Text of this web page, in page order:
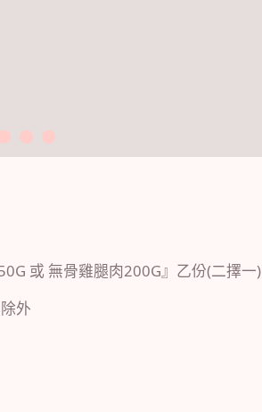
3 4 5
或 無骨雞腿肉200G』乙份(二擇一)
外